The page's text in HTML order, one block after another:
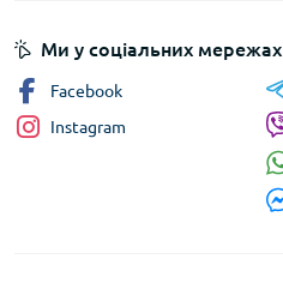
Ми у соціальних мережах
Facebook
Instagram